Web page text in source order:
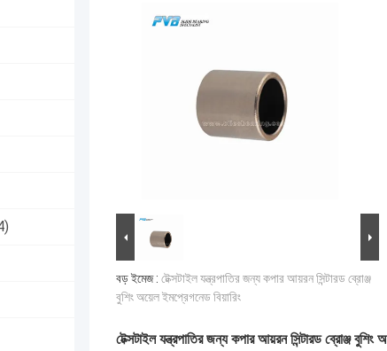
বড় ইমেজ : টেক্সটাইল যন্ত্রপাতির জন্য কপার আয়রন সিন্টারড ব্রোঞ্জ
বুশিং অয়েল ইমপ্রেগনেড বিয়ারিং
টেক্সটাইল যন্ত্রপাতির জন্য কপার আয়রন সিন্টারড ব্রোঞ্জ বুশিং